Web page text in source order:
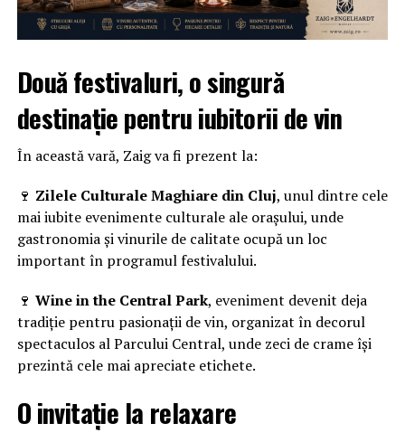
Două festivaluri, o singură
destinație pentru iubitorii de vin
În această vară, Zaig va fi prezent la:
🍷 Zilele Culturale Maghiare din Cluj, unul dintre cele
mai iubite evenimente culturale ale orașului, unde
gastronomia și vinurile de calitate ocupă un loc
important în programul festivalului.
🍷 Wine in the Central Park, eveniment devenit deja
tradiție pentru pasionații de vin, organizat în decorul
spectaculos al Parcului Central, unde zeci de crame își
prezintă cele mai apreciate etichete.
O invitație la relaxare